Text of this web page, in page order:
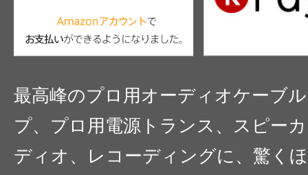
最高峰のプロ用オーディオケーブ
プ、プロ用電源トランス、スピー
ディオ、レコーディングに、驚く